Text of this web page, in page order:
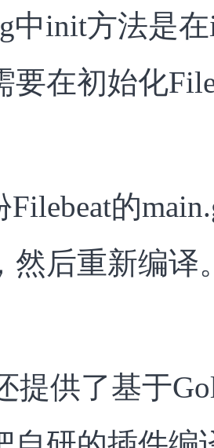
中init方法是
要在初始化
Filebeat的
然后重新编译
提供了基于